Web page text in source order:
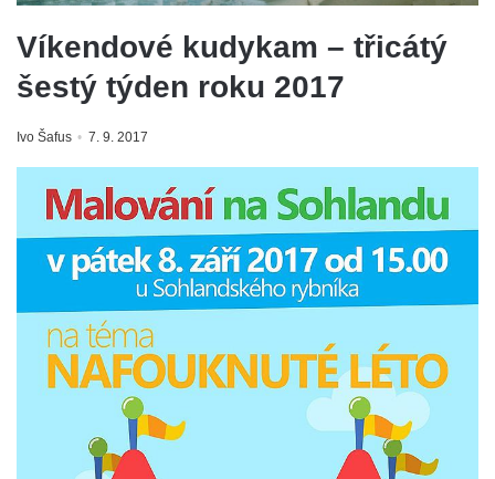
Víkendové kudykam – třicátý
šestý týden roku 2017
Ivo Šafus 7. 9. 2017